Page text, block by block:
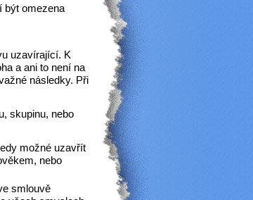
být omezena
uzavírající. K
a ani to není na
následky. Při
skupinu, nebo
možné uzavřít
nebo
smlouvě